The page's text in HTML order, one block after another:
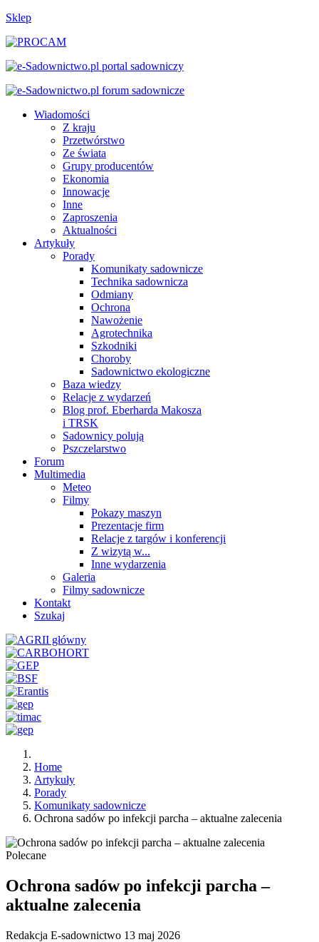
Sklep
Wiadomości
Z kraju
Przetwórstwo
Ze świata
Grupy producentów
Ekonomia
Innowacje
Inne
Zaproszenia
Aktualności
Artykuły
Porady
Komunikaty sadownicze
Technika sadownicza
Odmiany
Ochrona
Nawożenie
Agrotechnika
Szkodniki
Choroby
Sadownictwo ekologiczne
Baza wiedzy
Relacje z wydarzeń
Blog prof. Eberharda Makosza
i TRSK
Sadownicy polują
Pszczelarstwo
Forum
Multimedia
Meteo
Filmy
Pokazy maszyn
Prezentacje firm
Relacje z targów i konferencji
Z wizytą w...
Inne wydarzenia
Galeria
Filmy sadownicze
Kontakt
Szukaj
Home
Artykuły
Porady
Komunikaty sadownicze
Ochrona sadów po infekcji parcha – aktualne zalecenia
Polecane
Ochrona sadów po infekcji parcha –
aktualne zalecenia
Redakcja E-sadownictwo 13 maj 2026